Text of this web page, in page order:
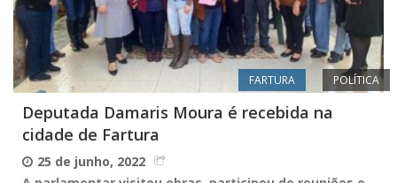
FARTURA POLÍTICA
Deputada Damaris Moura é recebida na
cidade de Fartura
25 de junho, 2022